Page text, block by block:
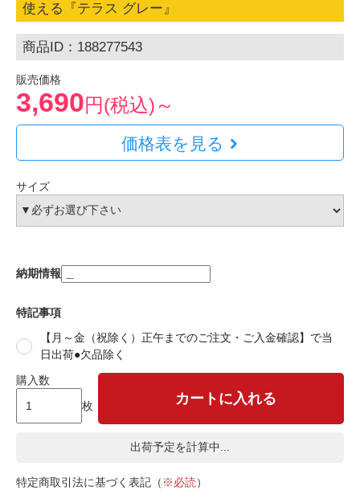
使える『テラス グレー』
商品ID：188277543
販売価格
3,690円(税込)～
価格表を見る
サイズ
納期情報
特記事項
【月～金（祝除く）正午までのご注文・ご入金確認】で当
日出荷●欠品除く
購入数
枚
カートに入れる
出荷予定を計算中...
特定商取引法に基づく表記（ ※必読）